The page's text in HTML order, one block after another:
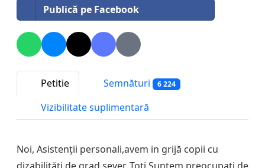
Publică pe Facebook
Petitie Semnături 6 224
Vizibilitate suplimentară
Noi, Asistenții personali,avem in grijă copii cu